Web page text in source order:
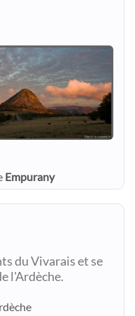
Empurany
du Vivarais et se
l'Ardèche.